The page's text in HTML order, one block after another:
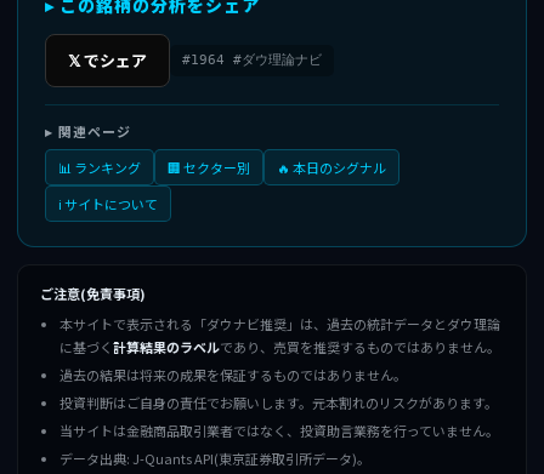
▸ この銘柄の分析をシェア
𝕏 でシェア #1964 #ダウ理論ナビ
▸ 関連ページ
📊 ランキング
🏢 セクター別
🔥 本日のシグナル
ℹ️ サイトについて
ご注意(免責事項)
本サイトで表示される「ダウナビ推奨」は、過去の統計データとダウ理論
に基づく計算結果のラベルであり、売買を推奨するものではありません。
過去の結果は将来の成果を保証するものではありません。
投資判断はご自身の責任でお願いします。元本割れのリスクがあります。
当サイトは金融商品取引業者ではなく、投資助言業務を行っていません。
データ出典: J-Quants API(東京証券取引所データ)。